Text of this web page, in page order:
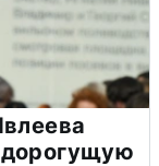
дорогущую